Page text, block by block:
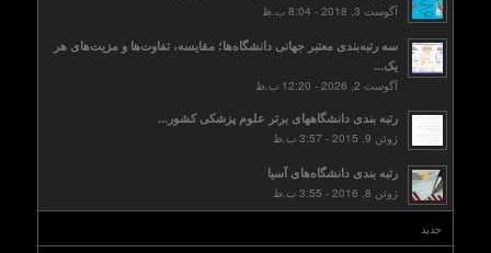
آگوست 3, 2018 - 8:04 ب.ظ
سه رتبه‌بندی معتبر جهانی دانشگاه‌ها؛ مقایسه، تفاوت‌ها و مزیت‌های هر
یک...
آگوست 2, 2026 - 12:20 ب.ظ
رتبه بندی دانشگاههای برتر علوم پزشکی کشور...
ژوئن 9, 2015 - 3:57 ب.ظ
رتبه بندی دانشگاه‌های آسیا
ژوئن 8, 2016 - 3:55 ب.ظ
جدید